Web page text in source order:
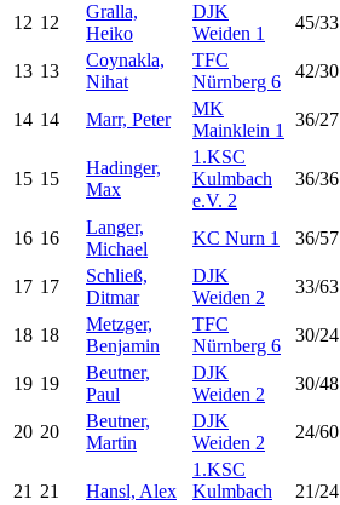
12 12
Gralla,
Heiko
DJK
Weiden 1
45/33
13 13
Coynakla,
Nihat
TFC
Nürnberg 6
42/30
14 14 Marr, Peter
MK
Mainklein 1
36/27
15 15
Hadinger,
Max
1.KSC
Kulmbach
e.V. 2
36/36
16 16
Langer,
Michael
KC Nurn 1 36/57
17 17
Schließ,
Ditmar
DJK
Weiden 2
33/63
18 18
Metzger,
Benjamin
TFC
Nürnberg 6
30/24
19 19
Beutner,
Paul
DJK
Weiden 2
30/48
20 20
Beutner,
Martin
DJK
Weiden 2
24/60
21 21 Hansl, Alex
1.KSC
Kulmbach
21/24